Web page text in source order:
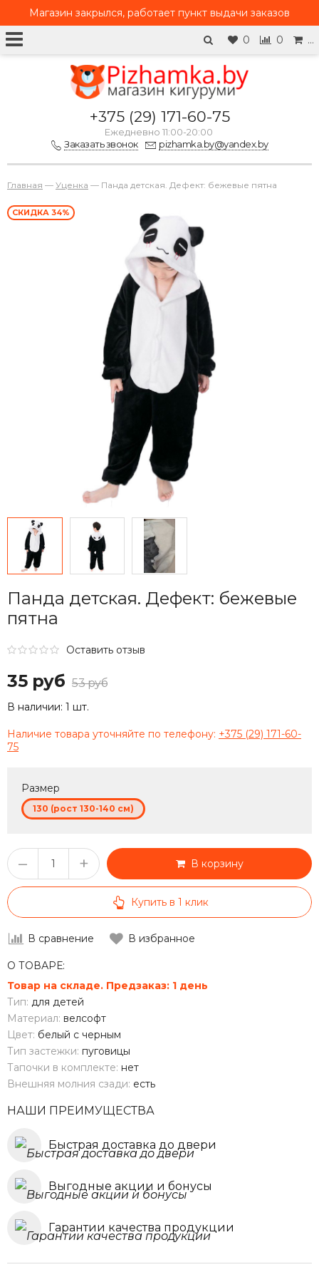
0 0 …
Магазин закрылся, работает пункт выдачи заказов
+375 (29) 171-60-75
Ежедневно 11:00-20:00
Заказать звонок
pizhamka.by@yandex.by
Главная — Уценка — Панда детская. Дефект: бежевые пятна
СКИДКА 34%
Панда детская. Дефект: бежевые
пятна
Оставить отзыв
35 руб 53 руб
В наличии: 1 шт.
Наличие товара уточняйте по телефону: +375 (29) 171-60-
75
Размер
130 (рост 130-140 см)
– + В корзину
Купить в 1 клик
В сравнение В избранное
О ТОВАРЕ:
Товар на складе. Предзаказ: 1 день
Тип: для детей
Материал: велсофт
Цвет: белый с черным
Тип застежки: пуговицы
Тапочки в комплекте: нет
Внешняя молния сзади: есть
НАШИ ПРЕИМУЩЕСТВА
Быстрая доставка до двери
Выгодные акции и бонусы
Гарантии качества продукции